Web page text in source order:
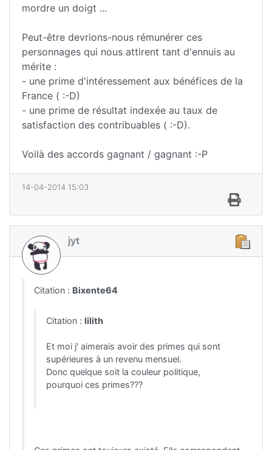
mordre un doigt ...
Peut-être devrions-nous rémunérer ces
personnages qui nous attirent tant d'ennuis au
mérite :
- une prime d'intéressement aux bénéfices de la
France ( :-D)
- une prime de résultat indexée au taux de
satisfaction des contribuables ( :-D).
Voilà des accords gagnant / gagnant :-P
14-04-2014 15:03
jyt
Citation : Bixente64
Citation : lilith
Et moi j' aimerais avoir des primes qui sont
supérieures à un revenu mensuel.
Donc quelque soit la couleur politique,
pourquoi ces primes???